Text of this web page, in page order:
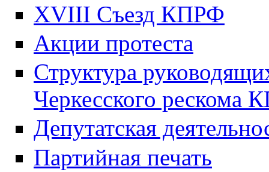
XVIII Cъезд КПРФ
Акции протеста
Структура
Черкесского рескома
Депутатская
Партийная печать